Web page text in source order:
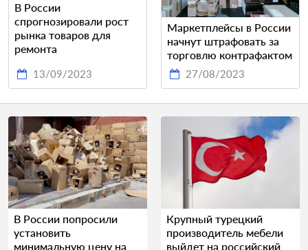
В России
спрогнозировали рост
рынка товаров для
ремонта
13/09/2023
Маркетплейсы в России
начнут штрафовать за
торговлю контрафактом
27/08/2023
В России попросили
установить
минимальную цену на
Крупный турецкий
производитель мебели
выйдет на российский